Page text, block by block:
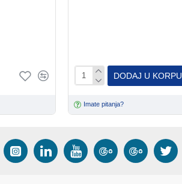
DODAJ U KORPU
Imate pitanja?